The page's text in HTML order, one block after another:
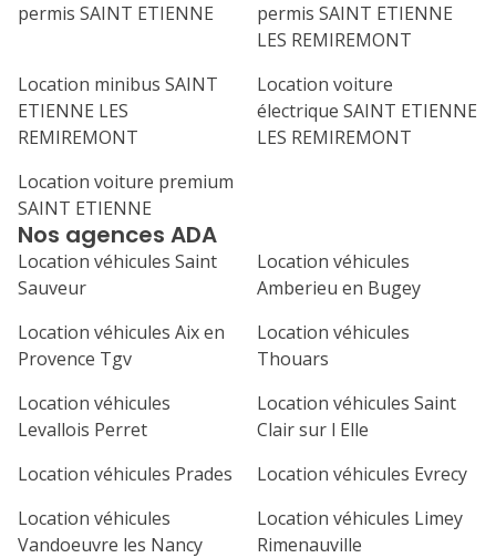
14 15 16 17 18
28 30
Nos agences ADA
Location véhicules Saint
Sauveur
Location véhicules
Amberieu en Bugey
Location véhicules Aix en
Provence Tgv
Location véhicules
Thouars
Location véhicules
Levallois Perret
Location véhicules Saint
Clair sur l Elle
Location véhicules Prades
Location véhicules Evrecy
Location véhicules
Vandoeuvre les Nancy
Location véhicules Limey
Rimenauville
permis SAINT ETIENNE
permis SAINT ETIENNE
LES REMIREMONT
Location minibus SAINT
ETIENNE LES
REMIREMONT
Location voiture
électrique SAINT ETIENNE
LES REMIREMONT
Location voiture premium
SAINT ETIENNE